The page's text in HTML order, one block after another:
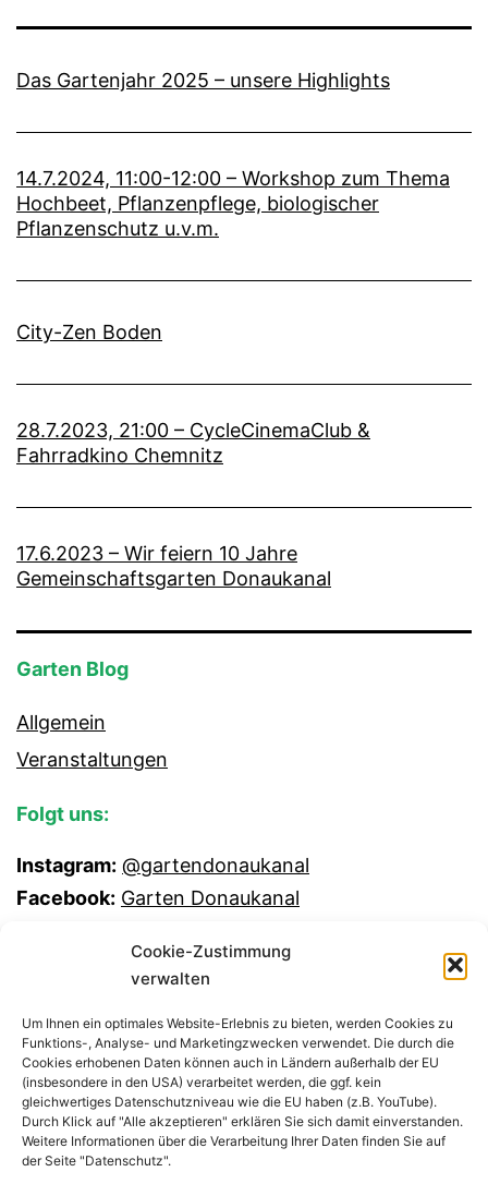
Cookie-Zustimmung
verwalten
Um Ihnen ein optimales Website-Erlebnis zu bieten, werden Cookies zu
Funktions-, Analyse- und Marketingzwecken verwendet. Die durch die
Cookies erhobenen Daten können auch in Ländern außerhalb der EU
(insbesondere in den USA) verarbeitet werden, die ggf. kein
gleichwertiges Datenschutzniveau wie die EU haben (z.B. YouTube).
Durch Klick auf "Alle akzeptieren" erklären Sie sich damit einverstanden.
Weitere Informationen über die Verarbeitung Ihrer Daten finden Sie auf
der Seite "Datenschutz".
Das Gartenjahr 2025 – unsere Highlights
14.7.2024, 11:00-12:00 – Workshop zum Thema
Hochbeet, Pflanzenpflege, biologischer
Pflanzenschutz u.v.m.
City-Zen Boden
28.7.2023, 21:00 – CycleCinemaClub &
Fahrradkino Chemnitz
17.6.2023 – Wir feiern 10 Jahre
Gemeinschaftsgarten Donaukanal
Garten Blog
Allgemein
Veranstaltungen
Folgt uns:
Instagram: @gartendonaukanal
Facebook: Garten Donaukanal
GEMEINSCHAFTSGARTEN